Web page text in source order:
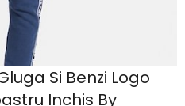
Si Benzi Logo
Inchis By